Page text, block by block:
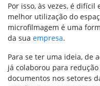
Por isso, às vezes, é
melhor utilização do
microfilmagem é uma
da sua empresa.
Para se ter uma ideia, de
já colaborou para
documentos nos setores